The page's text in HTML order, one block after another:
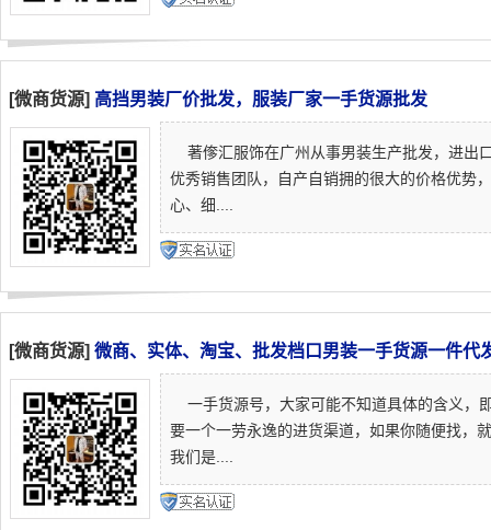
[微商货源] 高挡男装厂价批发，服装厂家一手货源批发
著偧汇服饰在广州从事男装生产批发，进出
优秀销售团队，自产自销拥的很大的价格优势
心、细....
[微商货源] 微商、实体、淘宝、批发档口男装一手货源一件代
一手货源号，大家可能不知道具体的含义，
要一个一劳永逸的进货渠道，如果你随便找，
我们是....